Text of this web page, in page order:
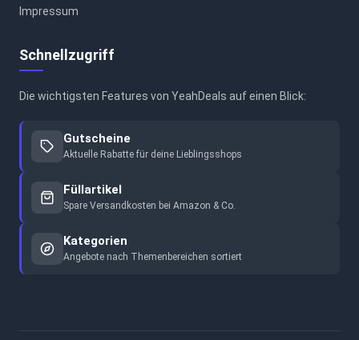
Impressum
Schnellzugriff
Die wichtigsten Features von YeahDeals auf einen Blick:
Gutscheine
Aktuelle Rabatte für deine Lieblingsshops
Füllartikel
Spare Versandkosten bei Amazon & Co.
Kategorien
Angebote nach Themenbereichen sortiert